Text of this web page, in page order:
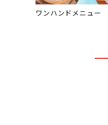
ワンハンドメニュー